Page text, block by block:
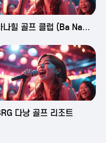
2025-06-03 14:58
나힐 골프 클럽 (Ba Na
2025-06-02 23:29
다낭 골프 리조트